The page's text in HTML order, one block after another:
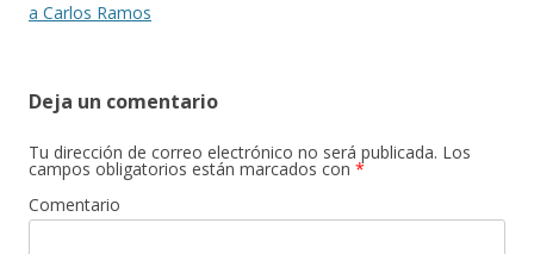
entradas
a Carlos Ramos
Deja un comentario
Tu dirección de correo electrónico no será publicada. Los
campos obligatorios están marcados con *
Comentario